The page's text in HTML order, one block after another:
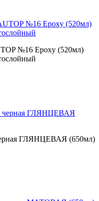
№16 Epoxy (520мл)
ГЛЯНЦЕВАЯ (650мл)